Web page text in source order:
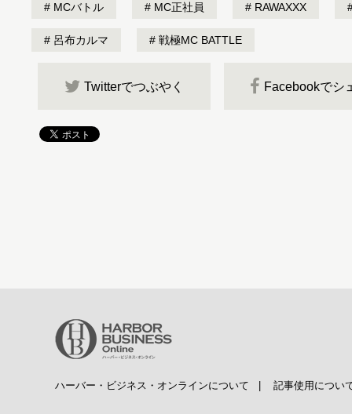
MCバトル MC正社員 RAWAXXX
呂布カルマ 戦極MC BATTLE
Twitterでつぶやく Facebookでシ
ハーバー・ビジネス・オンラインについて 記事使用につい